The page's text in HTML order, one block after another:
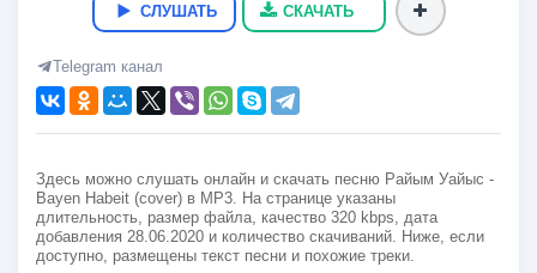
СЛУШАТЬ СКАЧАТЬ
Telegram канал
Здесь можно слушать онлайн и скачать песню Райым Уайыс -
Bayen Habeit (cover) в MP3. На странице указаны
длительность, размер файла, качество 320 kbps, дата
добавления 28.06.2020 и количество скачиваний. Ниже, если
доступно, размещены текст песни и похожие треки.